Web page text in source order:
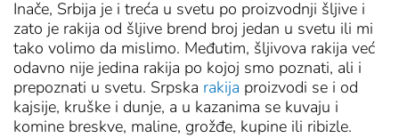
Inače, Srbija je i treća u svetu po proizvodnji šljive i
zato je rakija od šljive brend broj jedan u svetu ili mi
tako volimo da mislimo. Međutim, šljivova rakija već
odavno nije jedina rakija po kojoj smo poznati, ali i
prepoznati u svetu. Srpska rakija proizvodi se i od
kajsije, kruške i dunje, a u kazanima se kuvaju i
komine breskve, maline, grožđe, kupine ili ribizle.